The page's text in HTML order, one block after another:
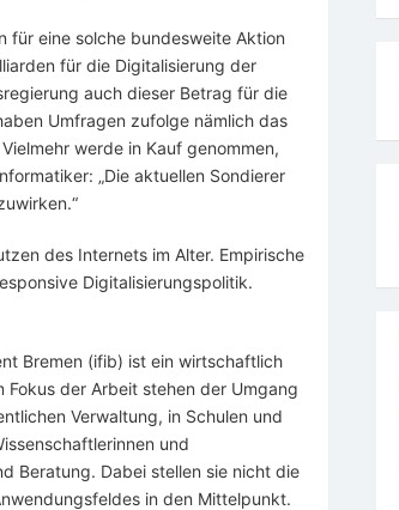
für eine solche bundesweite Aktion
für die Digitalisierung der
auch dieser Betrag für die
Umfragen zufolge nämlich das
werde in Kauf genommen,
„Die aktuellen Sondierer
des Internets im Alter. Empirische
Digitalisierungspolitik.
Bremen (ifib) ist ein wirtschaftlich
der Arbeit stehen der Umgang
Verwaltung, in Schulen und
und
Beratung. Dabei stellen sie nicht die
in den Mittelpunkt.